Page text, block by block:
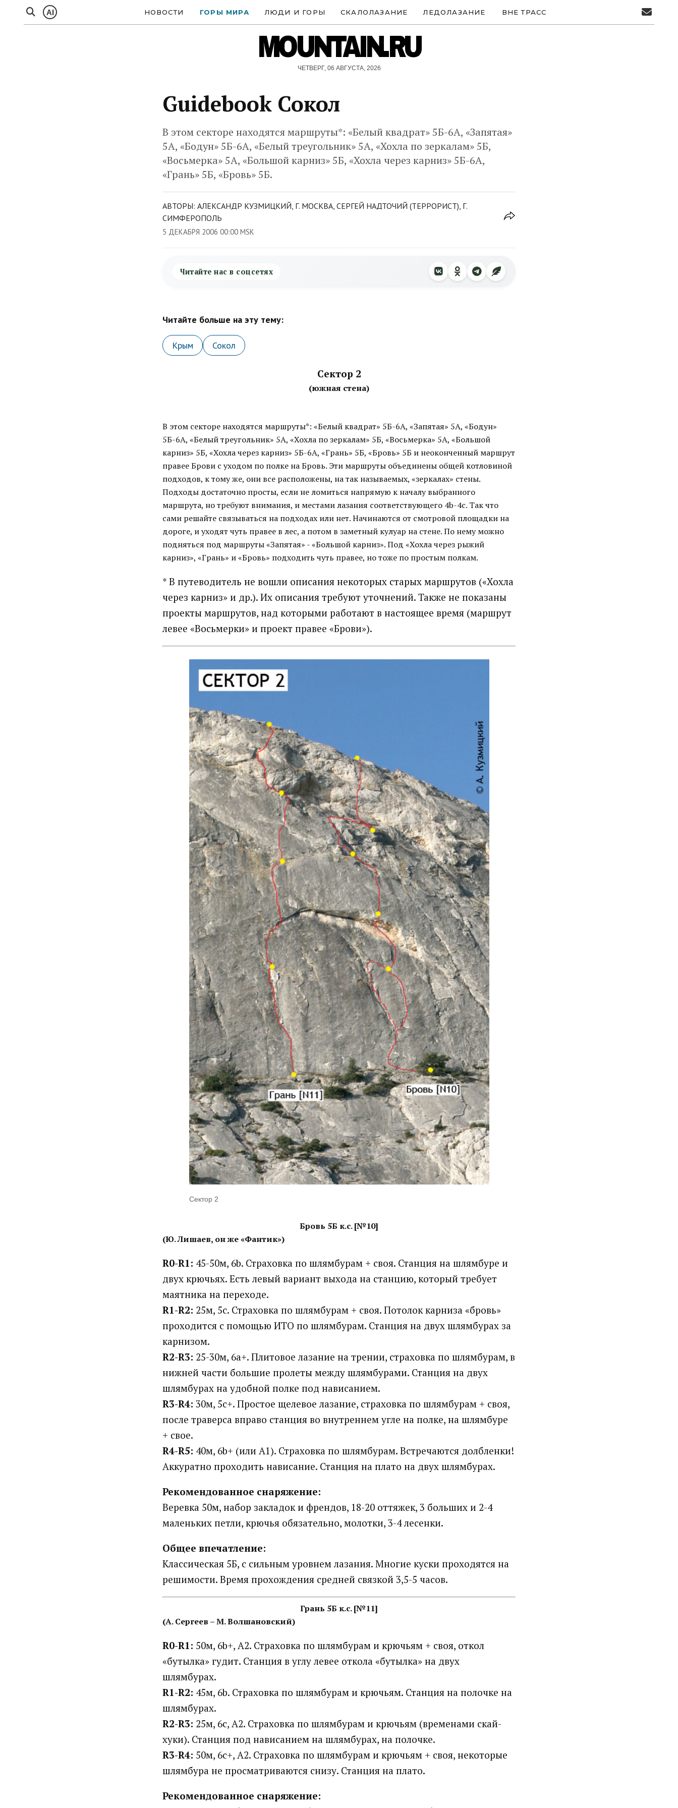
AI НОВОСТИ ГОРЫ МИРА ЛЮДИ И ГОРЫ СКАЛОЛАЗАНИЕ ЛЕДОЛАЗАНИЕ ВНЕ ТРАСС
MOUNTAIN.RU
ЧЕТВЕРГ, 06 АВГУСТА, 2026
Guidebook Сокол
В этом секторе находятся маршруты*: «Белый квадрат» 5Б-6А, «Запятая»
5А, «Бодун» 5Б-6А, «Белый треугольник» 5А, «Хохла по зеркалам» 5Б,
«Восьмерка» 5А, «Большой карниз» 5Б, «Хохла через карниз» 5Б-6А,
«Грань» 5Б, «Бровь» 5Б.
АВТОРЫ: АЛЕКСАНДР КУЗМИЦКИЙ, Г. МОСКВА, СЕРГЕЙ НАДТОЧИЙ (ТЕРРОРИСТ), Г.
СИМФЕРОПОЛЬ
5 ДЕКАБРЯ 2006 00:00 MSK
Читайте нас в соцсетях
Читайте больше на эту тему:
Крым Сокол
Сектор 2
(южная стена)
В этом секторе находятся маршруты*: «Белый квадрат» 5Б-6А, «Запятая» 5А, «Бодун»
5Б-6А, «Белый треугольник» 5А, «Хохла по зеркалам» 5Б, «Восьмерка» 5А, «Большой
карниз» 5Б, «Хохла через карниз» 5Б-6А, «Грань» 5Б, «Бровь» 5Б и неоконченный маршрут
правее Брови с уходом по полке на Бровь. Эти маршруты объединены общей котловиной
подходов, к тому же, они все расположены, на так называемых, «зеркалах» стены.
Подходы достаточно просты, если не ломиться напрямую к началу выбранного
маршрута, но требуют внимания, и местами лазания соответствующего 4b-4c. Так что
сами решайте связываться на подходах или нет. Начинаются от смотровой площадки на
дороге, и уходят чуть правее в лес, а потом в заметный кулуар на стене. По нему можно
подняться под маршруты «Запятая» - «Большой карниз». Под «Хохла через рыжий
карниз», «Грань» и «Бровь» подходить чуть правее, но тоже по простым полкам.
* В путеводитель не вошли описания некоторых старых маршрутов («Хохла
через карниз» и др.). Их описания требуют уточнений. Также не показаны
проекты маршрутов, над которыми работают в настоящее время (маршрут
левее «Восьмерки» и проект правее «Брови»).
Сектор 2
Бровь 5Б к.с. [№10]
(Ю. Лишаев, он же «Фантик»)
R0-R1: 45-50м, 6b. Страховка по шлямбурам + своя. Станция на шлямбуре и
двух крючьях. Есть левый вариант выхода на станцию, который требует
маятника на переходе.
R1-R2: 25м, 5c. Страховка по шлямбурам + своя. Потолок карниза «бровь»
проходится с помощью ИТО по шлямбурам. Станция на двух шлямбурах за
карнизом.
R2-R3: 25-30м, 6а+. Плитовое лазание на трении, страховка по шлямбурам, в
нижней части большие пролеты между шлямбурами. Станция на двух
шлямбурах на удобной полке под нависанием.
R3-R4: 30м, 5с+. Простое щелевое лазание, страховка по шлямбурам + своя,
после траверса вправо станция во внутреннем угле на полке, на шлямбуре
+ свое.
R4-R5: 40м, 6b+ (или А1). Страховка по шлямбурам. Встречаются долбленки!
Аккуратно проходить нависание. Станция на плато на двух шлямбурах.
Рекомендованное снаряжение:
Веревка 50м, набор закладок и френдов, 18-20 оттяжек, 3 больших и 2-4
маленьких петли, крючья обязательно, молотки, 3-4 лесенки.
Общее впечатление:
Классическая 5Б, с сильным уровнем лазания. Многие куски проходятся на
решимости. Время прохождения средней связкой 3,5-5 часов.
Грань 5Б к.с. [№11]
(А. Сергеев – М. Волшановский)
R0-R1: 50м, 6b+, А2. Страховка по шлямбурам и крючьям + своя, откол
«бутылка» гудит. Станция в углу левее откола «бутылка» на двух
шлямбурах.
R1-R2: 45м, 6b. Страховка по шлямбурам и крючьям. Станция на полочке на
шлямбурах.
R2-R3: 25м, 6с, А2. Страховка по шлямбурам и крючьям (временами скай-
хуки). Станция под нависанием на шлямбурах, на полочке.
R3-R4: 50м, 6с+, А2. Страховка по шлямбурам и крючьям + своя, некоторые
шлямбура не просматриваются снизу. Станция на плато.
Рекомендованное снаряжение: